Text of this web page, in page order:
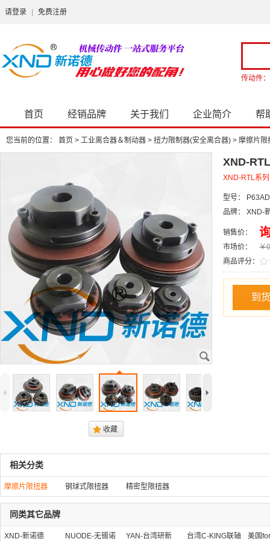
请登录 免费注册
传动件：
首页 经销品牌 关于我们 企业简介 帮
您当前的位置： 首页 > 工业离合器＆制动器 > 扭力限制器(安全离合器) > 摩擦片限
J
4 5
. 收藏
XND-
XND-RTL系
型号：
品牌：
XND-
销售价：
市场价：
￥
商品评分： /
.
到
相关分类
摩擦片限扭器 钢球式限扭器 精密型限扭器
同类其它品牌
XND-新诺德
NUODE-无锡诺
YAN-台湾研新
台湾C-KING联轴
美国